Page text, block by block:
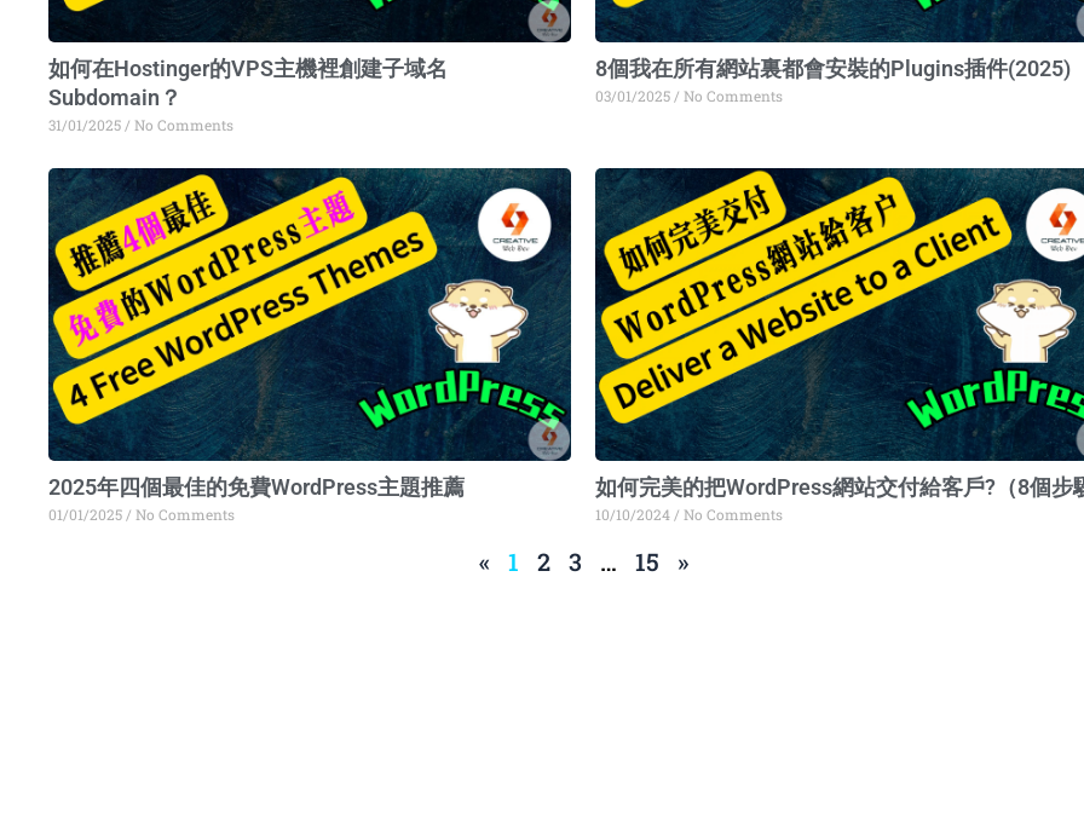
如何在Hostinger的VPS主機裡創建子域名
Subdomain？
31/01/2025 No Comments
8個我在所有網站裏都會安裝的Plugins插件(2025)
03/01/2025 No Comments
2025年四個最佳的免費WordPress主題推薦
01/01/2025 No Comments
如何完美的把WordPress網站交付給客戶?（8個步
10/10/2024 No Comments
« 1 2 3 … 15 »